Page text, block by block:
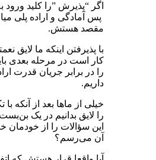
اگر “پذیرش ”را کلید ورود
پس آمادگی و اراده پلی
مقصد هستش.
با پذیرفتن اینکه ما لایق
کار است در مرحله بعدی
را در برابر جریان قدرت
داریم.
خیلی از ماها بعد از آنکه
را لایق بدانیم در یک
این سؤالات را از خودمان
آن می‌رسم؟